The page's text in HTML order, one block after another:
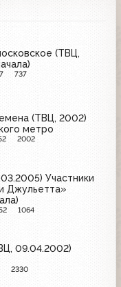
(ТВЦ,
737
(ТВЦ, 2002)
метро
2002
Участники
Джульетта»
1064
09.04.2002)
2330